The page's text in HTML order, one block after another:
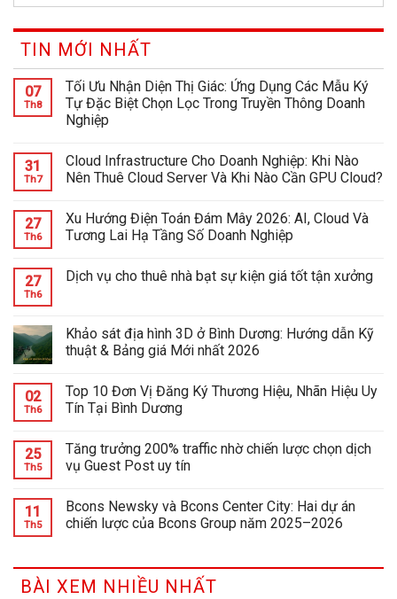
TIN MỚI NHẤT
07
Th8
Tối Ưu Nhận Diện Thị Giác: Ứng Dụng Các Mẫu Ký
Tự Đặc Biệt Chọn Lọc Trong Truyền Thông Doanh
Nghiệp
31
Th7
Cloud Infrastructure Cho Doanh Nghiệp: Khi Nào
Nên Thuê Cloud Server Và Khi Nào Cần GPU Cloud?
27
Th6
Xu Hướng Điện Toán Đám Mây 2026: AI, Cloud Và
Tương Lai Hạ Tầng Số Doanh Nghiệp
27
Th6
Dịch vụ cho thuê nhà bạt sự kiện giá tốt tận xưởng
Khảo sát địa hình 3D ở Bình Dương: Hướng dẫn Kỹ
thuật & Bảng giá Mới nhất 2026
02
Th6
Top 10 Đơn Vị Đăng Ký Thương Hiệu, Nhãn Hiệu Uy
Tín Tại Bình Dương
25
Th5
Tăng trưởng 200% traffic nhờ chiến lược chọn dịch
vụ Guest Post uy tín
11
Th5
Bcons Newsky và Bcons Center City: Hai dự án
chiến lược của Bcons Group năm 2025–2026
BÀI XEM NHIỀU NHẤT